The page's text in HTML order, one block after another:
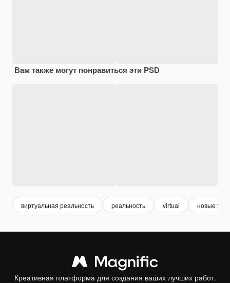
Вам также могут понравиться эти PSD
виртуальная реальность реальность virtual новые
Креативная платформа для создания ваших лучших работ.